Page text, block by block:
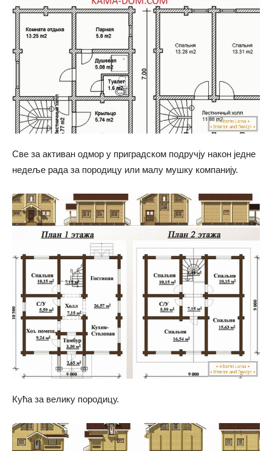
Све за активан одмор у приградском подручју након једне
недеље рада за породицу или малу мушку компанију.
Кућа за велику породицу.